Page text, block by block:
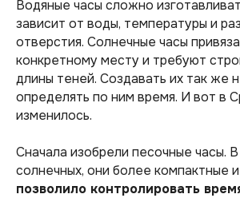
Водяные часы сложно
зависит от воды, температуры и
отверстия. Солнечные часы
конкретному месту и требуют
длины теней. Создавать их так же
определять по ним время. И вот в
изменилось.
Сначала изобрели песочные часы.
солнечных, они более компактные
позволило контролировать